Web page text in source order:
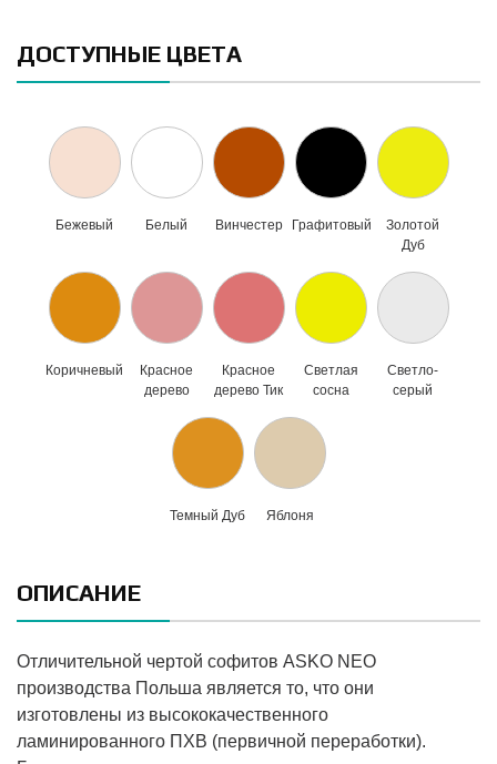
ДОСТУПНЫЕ ЦВЕТА
Бежевый Белый Винчестер Графитовый
Золотой
Дуб
Коричневый
Красное
дерево
Красное
дерево Тик
Светлая
сосна
Светло-
серый
Темный Дуб Яблоня
ОПИСАНИЕ
Отличительной чертой софитов ASKO NEO
производства Польша является то, что они
изготовлены из высококачественного
ламинированного ПХВ (первичной переработки).